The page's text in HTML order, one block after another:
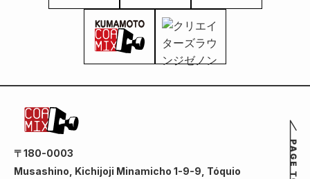
〒180-0003
Musashino, Kichijoji Minamicho 1-9-9, Tóquio